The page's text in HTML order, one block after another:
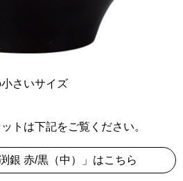
さいサイズ
トは下記をご覧ください。
銀 赤/黒（中）」はこちら